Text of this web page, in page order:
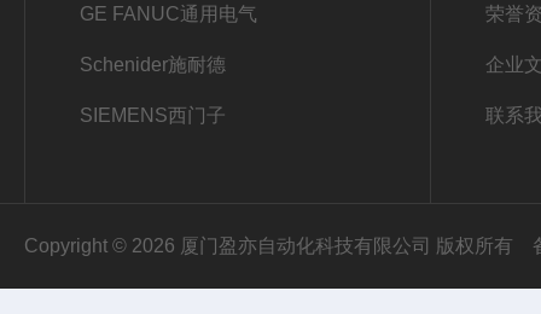
GE FANUC通用电气
Schenider施耐德
SIEMENS西门子
荣誉
企业
联系
Copyright © 2026 厦门盈亦自动化科技有限公司 版权所有